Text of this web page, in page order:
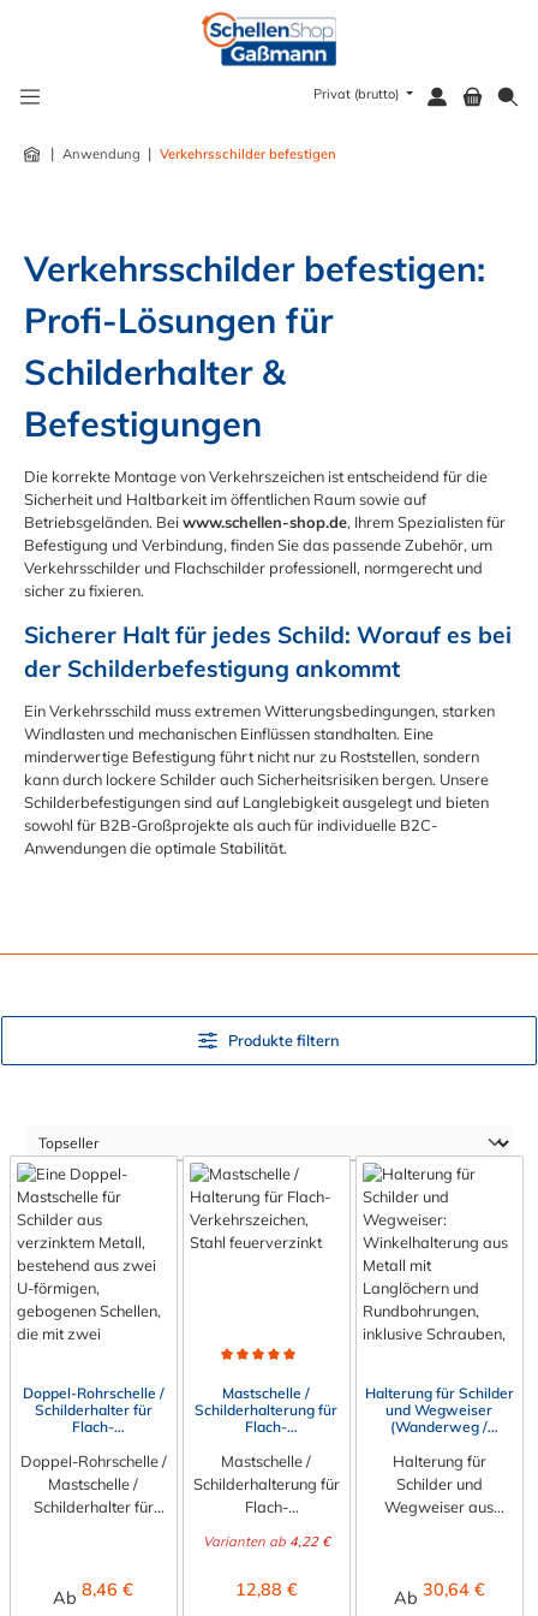
Privat (brutto)
| Anwendung | Verkehrsschilder befestigen
Verkehrsschilder befestigen:
Profi-Lösungen für
Schilderhalter &
Befestigungen
Die korrekte Montage von Verkehrszeichen ist entscheidend für die
Sicherheit und Haltbarkeit im öffentlichen Raum sowie auf
Betriebsgeländen. Beiwww.schellen-shop.de, Ihrem Spezialisten für
Befestigung und Verbindung, finden Sie das passende Zubehör, um
Verkehrsschilder und Flachschilder professionell, normgerecht und
sicher zu fixieren.
Sicherer Halt für jedes Schild: Worauf es bei
der Schilderbefestigung ankommt
Ein Verkehrsschild muss extremen Witterungsbedingungen, starken
Windlasten und mechanischen Einflüssen standhalten. Eine
minderwertige Befestigung führt nicht nur zu Roststellen, sondern
kann durch lockere Schilder auch Sicherheitsrisiken bergen. Unsere
Schilderbefestigungen sind auf Langlebigkeit ausgelegt und bieten
sowohl für B2B-Großprojekte als auch für individuelle B2C-
Anwendungen die optimale Stabilität.
Produkte filtern
Doppel-Rohrschelle /
Schilderhalter für
Flach-
Stahl feuerverzinkt
Doppel-Rohrschelle /
Mastschelle /
Schilderhalter für
Befestigung von
Regulärer Preis:
Ab8,46 €
Mastschelle /
Schilderhalterung für
Flach-
Stahl feuerverzinkt
Mastschelle /
Schilderhalterung für
Flach-
Feuerverzinkt
Schilder sicher,
Varianten ab4,22 €
Regulärer Preis:
12,88 €
Halterung für Schilder
und Wegweiser
(Wanderweg /
Aluminium
Halterung für
Schilder und
Wegweiser aus
Halterung für
Regulärer Preis:
Ab 30,64 €